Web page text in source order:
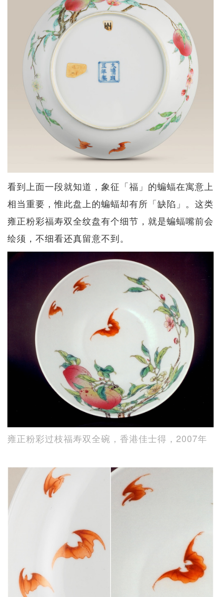
看到上面一段就知道，象征「福」的蝙蝠在寓意上
相当重要，惟此盘上的蝙蝠却有所「缺陷」。这类
雍正粉彩福寿双全纹盘有个细节，就是蝙蝠嘴前会
绘须，不细看还真留意​​不到。
雍正粉彩过枝福寿双全碗，香港佳士得，2007年